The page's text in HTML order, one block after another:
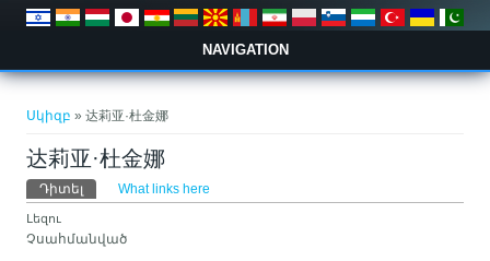
NAVIGATION
Սկիզբ » 达莉亚·杜金娜
达莉亚·杜金娜
Primary tabs
Դիտել (ակտիվ թաբ)
What links here
Լեզու
Չսահմանված